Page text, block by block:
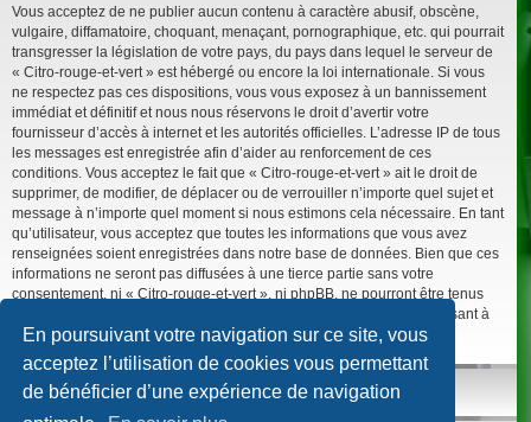
En poursuivant votre navigation sur ce site, vous
acceptez l’utilisation de cookies vous permettant
de bénéficier d’une expérience de navigation
Vous acceptez de ne publier aucun contenu à caractère abusif, obscène,
vulgaire, diffamatoire, choquant, menaçant, pornographique, etc. qui pourrait
transgresser la législation de votre pays, du pays dans lequel le serveur de
« Citro-rouge-et-vert » est hébergé ou encore la loi internationale. Si vous
ne respectez pas ces dispositions, vous vous exposez à un bannissement
immédiat et définitif et nous nous réservons le droit d’avertir votre
fournisseur d’accès à internet et les autorités officielles. L’adresse IP de tous
les messages est enregistrée afin d’aider au renforcement de ces
conditions. Vous acceptez le fait que « Citro-rouge-et-vert » ait le droit de
supprimer, de modifier, de déplacer ou de verrouiller n’importe quel sujet et
message à n’importe quel moment si nous estimons cela nécessaire. En tant
qu’utilisateur, vous acceptez que toutes les informations que vous avez
renseignées soient enregistrées dans notre base de données. Bien que ces
informations ne seront pas diffusées à une tierce partie sans votre
consentement, ni « Citro-rouge-et-vert », ni phpBB, ne pourront être tenus
comme responsables en cas de tentative de piratage informatique visant à
compromettre vos données.